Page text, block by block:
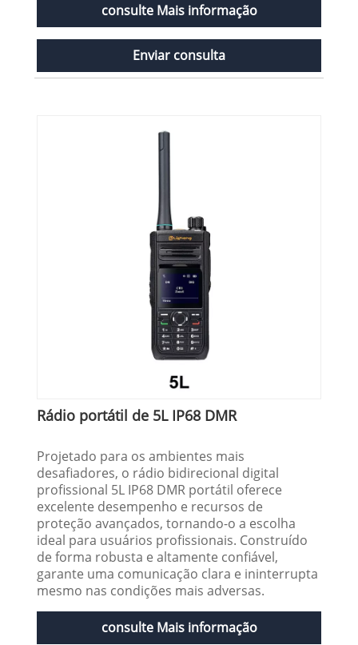
consulte Mais informação
Enviar consulta
Rádio portátil de 5L IP68 DMR
Projetado para os ambientes mais
desafiadores, o rádio bidirecional digital
profissional 5L IP68 DMR portátil oferece
excelente desempenho e recursos de
proteção avançados, tornando-o a escolha
ideal para usuários profissionais. Construído
de forma robusta e altamente confiável,
garante uma comunicação clara e ininterrupta
mesmo nas condições mais adversas.
consulte Mais informação